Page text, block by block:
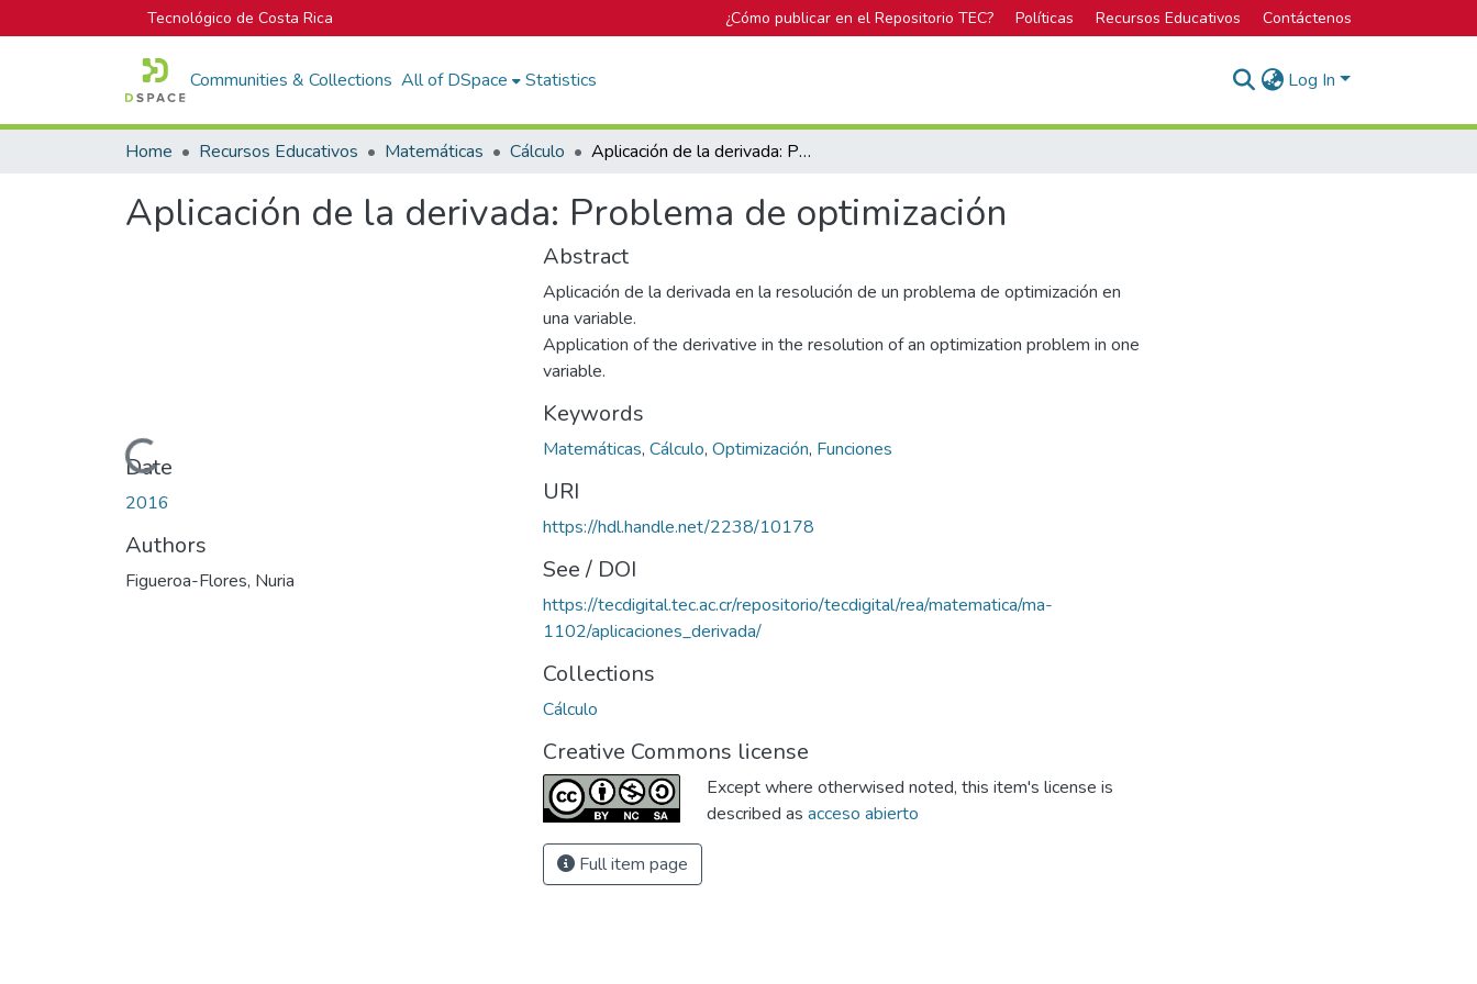
Tecnológico de Costa Rica ¿Cómo publicar en el Repositorio TEC? Políticas Recursos Educativos Contáctenos
Communities & Collections All of DSpace Statistics Log In
Home Recursos Educativos Matemáticas Cálculo Aplicación de la derivada: Problema de optimización
Aplicación de la derivada: Problema de optimización
Loading...
Date
2016
Authors
Figueroa-Flores, Nuria
Abstract
Aplicación de la derivada en la resolución de un problema de optimización en
una variable.
Application of the derivative in the resolution of an optimization problem in one
variable.
Keywords
Matemáticas, Cálculo, Optimización, Funciones
URI
https://hdl.handle.net/2238/10178
See / DOI
https://tecdigital.tec.ac.cr/repositorio/tecdigital/rea/matematica/ma-
1102/aplicaciones_derivada/
Collections
Cálculo
Creative Commons license
Except where otherwised noted, this item's license is
described as acceso abierto
Full item page